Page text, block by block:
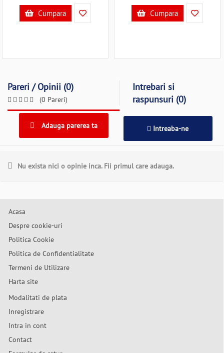
Cumpara Cumpara
Pareri / Opinii (0)
(0 Pareri)
Intrebari si
raspunsuri (0)
Adauga parerea ta Intreaba-ne
Nu exista nici o opinie inca. Fii primul care adauga.
Acasa
Despre cookie-uri
Politica Cookie
Politica de Confidentialitate
Termeni de Utilizare
Harta site
Modalitati de plata
Inregistrare
Intra in cont
Contact